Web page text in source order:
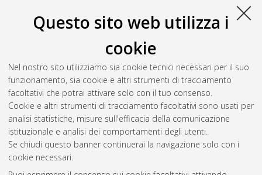
Questo sito web utilizza i
cookie
Nel nostro sito utilizziamo sia cookie tecnici necessari per il suo
funzionamento, sia cookie e altri strumenti di tracciamento
facoltativi che potrai attivare solo con il tuo consenso.
Cookie e altri strumenti di tracciamento facoltativi sono usati per
analisi statistiche, misure sull'efficacia della comunicazione
istituzionale e analisi dei comportamenti degli utenti.
Se chiudi questo banner continuerai la navigazione solo con i
cookie necessari.
Valutazione del rapporto urinario
proteine totali/creatinina e albumina/creatinina in cani affetti
da iperadrenocorticismo e da diabete mellito, [Dissertation
thesis], Alma Mater Studiorum Università di Bologna.
Diagnostica collaterale in medicina
interna veterinaria, 20 Ciclo. DOI
10.6092/unibo/amsdottorato/1138.
Questa lista e' stata generata ilSat Aug 8 20:49:08 2026
Atom